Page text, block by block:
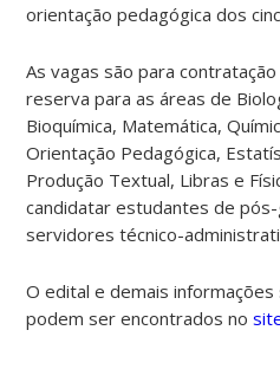
orientação pedagógica dos
As vagas são para
reserva para as áreas de
Bioquímica, Matemática,
Orientação Pedagógica,
Produção Textual, Libras e
candidatar estudantes de
servidores técnico-
O edital e demais
podem ser encontrados no